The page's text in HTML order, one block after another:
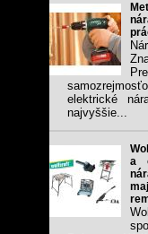
elektrické
najvyššie...
a